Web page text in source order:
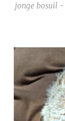
jonge bosuil -